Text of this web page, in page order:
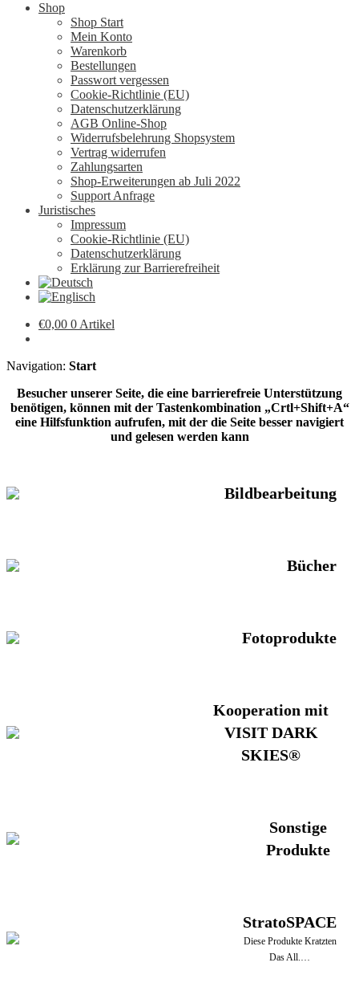
Shop
Shop Start
Mein Konto
Warenkorb
Bestellungen
Passwort vergessen
Cookie-Richtlinie (EU)
Datenschutzerklärung
AGB Online-Shop
Widerrufsbelehrung Shopsystem
Vertrag widerrufen
Zahlungsarten
Shop-Erweiterungen ab Juli 2022
Support Anfrage
Juristisches
Impressum
Cookie-Richtlinie (EU)
Datenschutzerklärung
Erklärung zur Barrierefreiheit
€0,00 0 Artikel
Navigation: Start
Besucher unserer Seite, die eine barrierefreie Unterstützung
benötigen, können mit der Tastenkombination „Crtl+Shift+A“
eine Hilfsfunktion aufrufen, mit der die Seite besser navigiert
und gelesen werden kann
Bildbearbeitung
Bücher
Fotoprodukte
Kooperation mit
VISIT DARK
SKIES®
Sonstige
Produkte
StratoSPACE
Diese Produkte Kratzten
Das All.…